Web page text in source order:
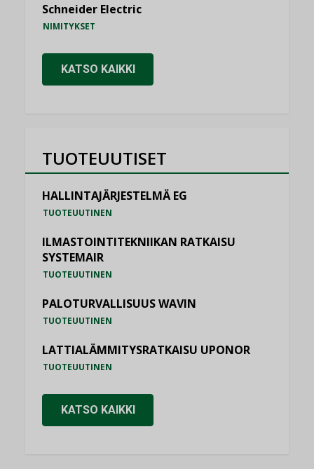
Schneider Electric
NIMITYKSET
KATSO KAIKKI
TUOTEUUTISET
HALLINTAJÄRJESTELMÄ EG
TUOTEUUTINEN
ILMASTOINTITEKNIIKAN RATKAISU
SYSTEMAIR
TUOTEUUTINEN
PALOTURVALLISUUS WAVIN
TUOTEUUTINEN
LATTIALÄMMITYSRATKAISU UPONOR
TUOTEUUTINEN
KATSO KAIKKI